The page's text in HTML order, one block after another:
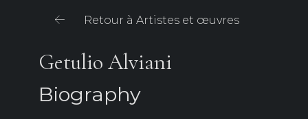
Retour à Artistes et œuvres
Getulio Alviani
Biography